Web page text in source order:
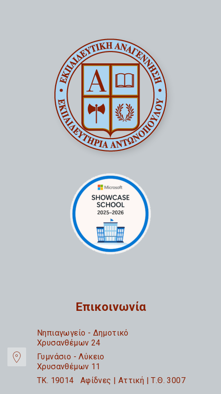
Επικοινωνία
Nηπιαγωγείο - Δημοτικό
Χρυσανθέμων 24
Γυμνάσιο - Λύκειο
Χρυσανθέμων 11
TK. 19014 Αφίδνες | Αττική | Τ.Θ. 3007